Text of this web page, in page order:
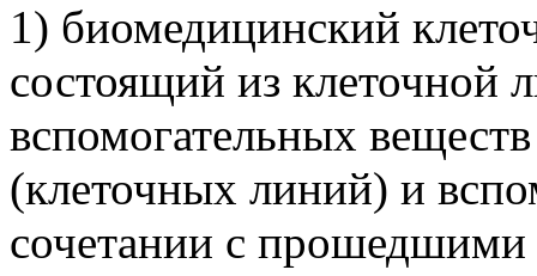
1) биомедицинский
состоящий из клеточной
вспомогательных
(клеточных линий) и
сочетании с прошедшими